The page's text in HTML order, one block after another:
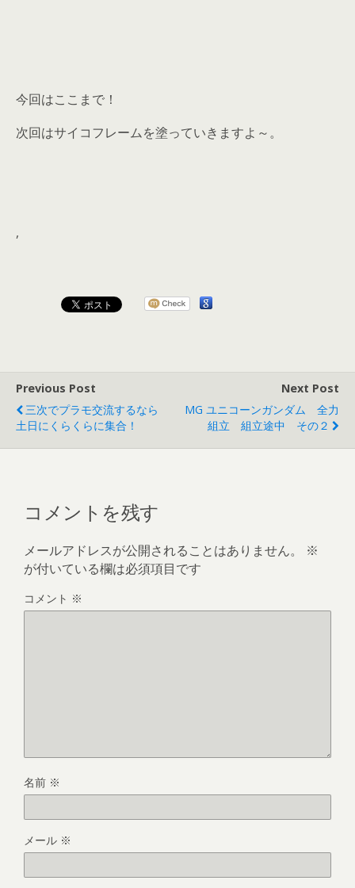
今回はここまで！
次回はサイコフレームを塗っていきますよ～。
,
Previous Post
三次でプラモ交流するなら
土日にくらくらに集合！
Next Post
MG ユニコーンガンダム 全力
組立 組立途中 その２
コメントを残す
メールアドレスが公開されることはありません。
※
が付いている欄は必須項目です
コメント ※
名前 ※
メール ※